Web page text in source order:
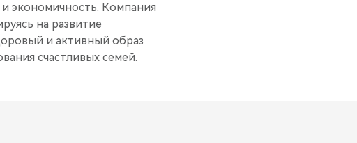
экономичность. Компания
на развитие
и активный образ
счастливых семей.